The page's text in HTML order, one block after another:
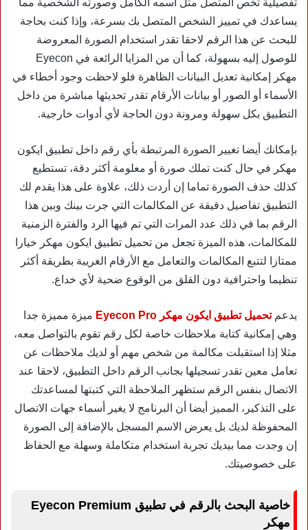
يساعدك في تمييز الشخص المتصل بك بسرعة، وإذا كنت بحاجة
للبحث عن هذا الرقم لاحقا تقدر استخدام الصورة المعروضة
للوصول إليه بسهولة، كما أن من المزايا الرائعة في Eyecon
مهكر إمكانية تعديل البيانات الظاهرة فلو لاحظت وجود أخطاء في
الأسماء أو الصور أو بيانات الأرقام تقدر تحديثها مباشرة من داخل
التطبيق بكل سهولة ومرونة دون الحاجة لأي أدوات خارجية.
بإمكانك أيضا تغيير الصورة المرتبطة بأي رقم داخل تطبيق ايكون
مهكر في حال كنت تملك صورة أو معلومة أكثر دقة، تستطيع
كذلك حذف الصورة تماما إن أردت ذلك، علاوة على هذا يقدم لك
التطبيق تفاصيل دقيقة عن المكالمات التي جرت بينك وبين هذا
الرقم بما في ذلك عدد المرات التي تم فيها الرد والفترة الزمنية
للمكالمات، هذه الميزة تجعل من تحميل تطبيق ايكون مهكر خيارا
ممتازا لتتبع المكالمات والتعامل مع الأرقام الغريبة بطريقة أكثر
تنظيما واحترافية دون القلق من الوقوع ضحية لأي خداع.
يدعمتحميل تطبيق ايكون مهكر Eyecon Pro
ميزة مميزة جدا
وهي إمكانية كتابة ملاحظات خاصة لكل رقم تقوم بالتواصل معه،
مثلا إذا استقبلت مكالمة من شخص مهم أو لديك ملاحظات عن
تعامل معين تقدر تسجيلها بجانب الرقم داخل التطبيق، لاحقا عند
الاتصال بنفس الرقم ستظهر الملاحظة التي كتبتها لمساعدتك
على التذكير، المميز أيضا أن البرنامج لا يغير أسماء جهات الاتصال
المحفوظة لديك بل يعرض الاسم المسجل بالإضافة إلى الصورة
إن وجدت مما بيديك تجربة استخدام متكاملة وسهلة مع الحفاظ
على خصوصيتك.
خاصية البحث بالرقم في تطبيق Eyecon Premium
مهكر